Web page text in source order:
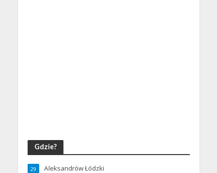
Gdzie?
Aleksandrów Łódzki
29